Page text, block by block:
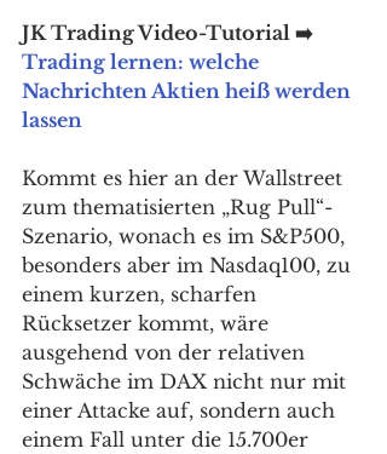
JK Trading Video-Tutorial ➡️
Trading lernen: welche
Nachrichten Aktien heiß werden
lassen
Kommt es hier an der Wallstreet
zum thematisierten „Rug Pull“-
Szenario, wonach es im S&P500,
besonders aber im Nasdaq100, zu
einem kurzen, scharfen
Rücksetzer kommt, wäre
ausgehend von der relativen
Schwäche im DAX nicht nur mit
einer Attacke auf, sondern auch
einem Fall unter die 15.700er